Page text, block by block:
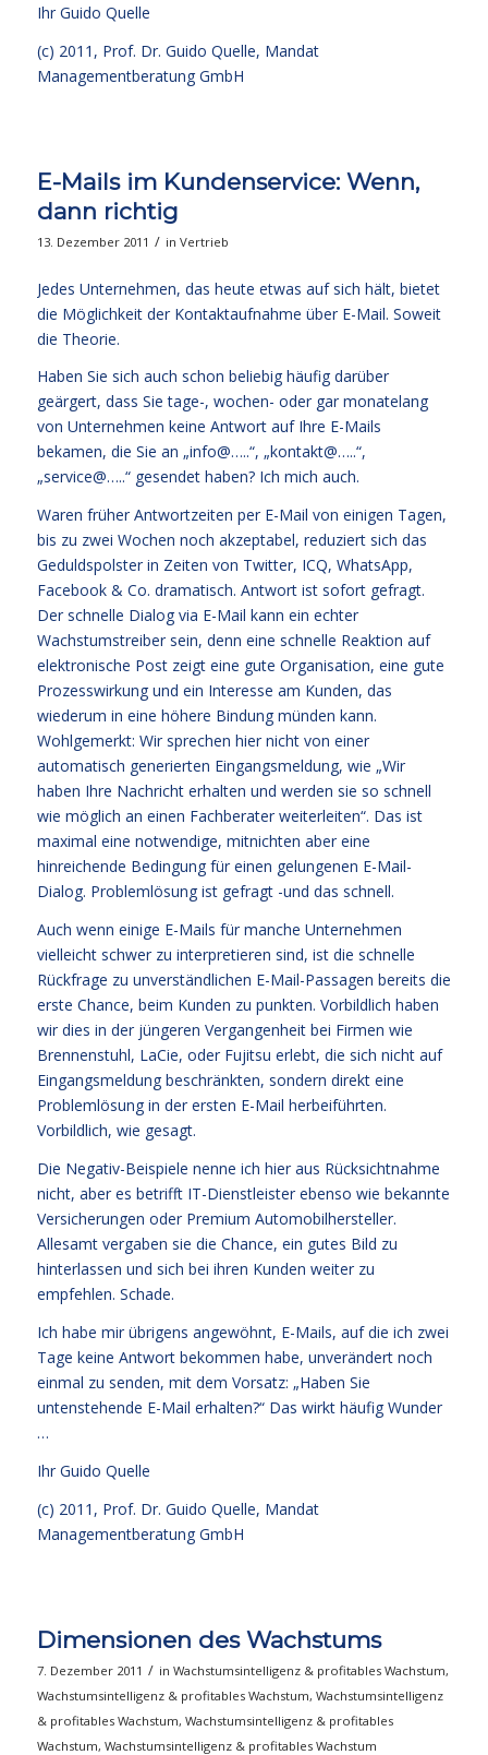
Ihr Guido Quelle
(c) 2011, Prof. Dr. Guido Quelle, Mandat
Managementberatung GmbH
E-Mails im Kundenservice: Wenn,
dann richtig
13. Dezember 2011 / in Vertrieb
Jedes Unternehmen, das heute etwas auf sich hält, bietet
die Möglichkeit der Kontaktaufnahme über E-Mail. Soweit
die Theorie.
Haben Sie sich auch schon beliebig häufig darüber
geärgert, dass Sie tage-, wochen- oder gar monatelang
von Unternehmen keine Antwort auf Ihre E-Mails
bekamen, die Sie an „info@…..“, „kontakt@…..“,
„service@…..“ gesendet haben? Ich mich auch.
Waren früher Antwortzeiten per E-Mail von einigen Tagen,
bis zu zwei Wochen noch akzeptabel, reduziert sich das
Geduldspolster in Zeiten von Twitter, ICQ, WhatsApp,
Facebook & Co. dramatisch. Antwort ist sofort gefragt.
Der schnelle Dialog via E-Mail kann ein echter
Wachstumstreiber sein, denn eine schnelle Reaktion auf
elektronische Post zeigt eine gute Organisation, eine gute
Prozesswirkung und ein Interesse am Kunden, das
wiederum in eine höhere Bindung münden kann.
Wohlgemerkt: Wir sprechen hier nicht von einer
automatisch generierten Eingangsmeldung, wie „Wir
haben Ihre Nachricht erhalten und werden sie so schnell
wie möglich an einen Fachberater weiterleiten“. Das ist
maximal eine notwendige, mitnichten aber eine
hinreichende Bedingung für einen gelungenen E-Mail-
Dialog. Problemlösung ist gefragt -und das schnell.
Auch wenn einige E-Mails für manche Unternehmen
vielleicht schwer zu interpretieren sind, ist die schnelle
Rückfrage zu unverständlichen E-Mail-Passagen bereits die
erste Chance, beim Kunden zu punkten. Vorbildlich haben
wir dies in der jüngeren Vergangenheit bei Firmen wie
Brennenstuhl, LaCie, oder Fujitsu erlebt, die sich nicht auf
Eingangsmeldung beschränkten, sondern direkt eine
Problemlösung in der ersten E-Mail herbeiführten.
Vorbildlich, wie gesagt.
Die Negativ-Beispiele nenne ich hier aus Rücksichtnahme
nicht, aber es betrifft IT-Dienstleister ebenso wie bekannte
Versicherungen oder Premium Automobilhersteller.
Allesamt vergaben sie die Chance, ein gutes Bild zu
hinterlassen und sich bei ihren Kunden weiter zu
empfehlen. Schade.
Ich habe mir übrigens angewöhnt, E-Mails, auf die ich zwei
Tage keine Antwort bekommen habe, unverändert noch
einmal zu senden, mit dem Vorsatz: „Haben Sie
untenstehende E-Mail erhalten?“ Das wirkt häufig Wunder
…
Ihr Guido Quelle
(c) 2011, Prof. Dr. Guido Quelle, Mandat
Managementberatung GmbH
Dimensionen des Wachstums
7. Dezember 2011 / in Wachstumsintelligenz & profitables Wachstum,
Wachstumsintelligenz & profitables Wachstum, Wachstumsintelligenz
& profitables Wachstum, Wachstumsintelligenz & profitables
Wachstum, Wachstumsintelligenz & profitables Wachstum